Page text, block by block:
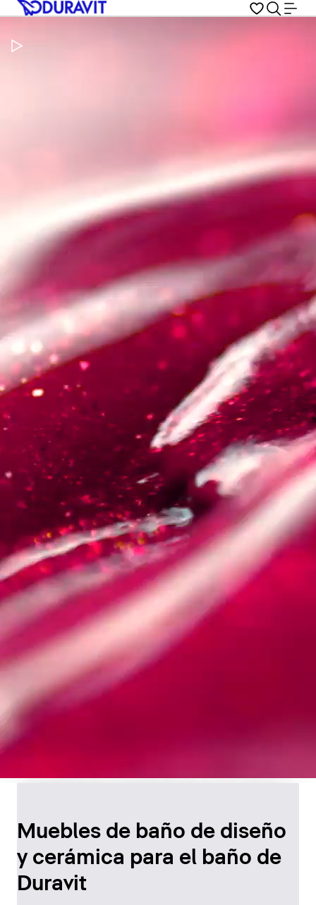
Pausar vídeo
el baño
Descúbralo ahora
Muebles de baño de diseño
y cerámica para el baño de
Duravit